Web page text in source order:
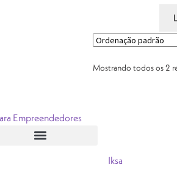
Mostrando todos os 2